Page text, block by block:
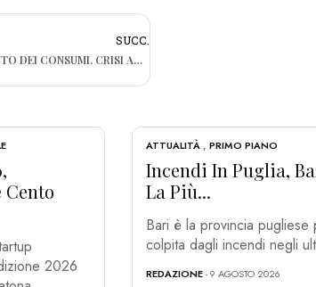
SUCC.
COVID, CALO DEL 12,2 PER CENTO DEI CONSUMI. CRISI ANCHE PER GLI ALBERGHI
Cento
2026
ATTUALITÀ, PRIMO PIANO
Incendi In Puglia,
La Più...
Bari è la provincia pugliese
colpita dagli incendi negli
REDAZIONE- 9 AGOSTO 2026